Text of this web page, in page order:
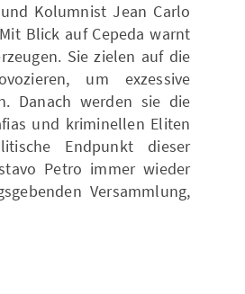
Kolumnist Jean Carlo
Blick auf Cepeda warnt
Sie zielen auf die
um exzessive
Danach werden sie die
und kriminellen Eliten
Endpunkt dieser
Petro immer wieder
Versammlung,